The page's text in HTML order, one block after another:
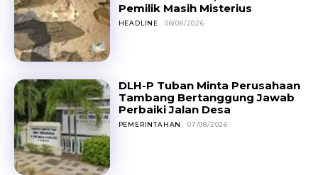
Pemilik Masih Misterius
HEADLINE 08/08/2026
DLH-P Tuban Minta Perusahaan
Tambang Bertanggung Jawab
Perbaiki Jalan Desa
PEMERINTAHAN 07/08/2026